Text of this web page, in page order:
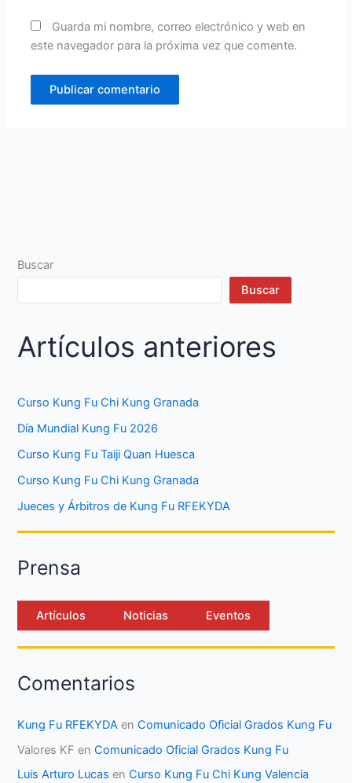
Guarda mi nombre, correo electrónico y web en
este navegador para la próxima vez que comente.
Buscar
Buscar
Artículos anteriores
Curso Kung Fu Chi Kung Granada
Día Mundial Kung Fu 2026
Curso Kung Fu Taiji Quan Huesca
Curso Kung Fu Chi Kung Granada
Jueces y Árbitros de Kung Fu RFEKYDA
Prensa
Artículos Noticias Eventos
Comentarios
Kung Fu RFEKYDA enComunicado Oficial Grados Kung Fu
Valores KF enComunicado Oficial Grados Kung Fu
Luis Arturo Lucas enCurso Kung Fu Chi Kung Valencia